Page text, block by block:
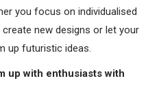
you focus on individualised
new designs or let your
up futuristic ideas.
up with enthusiasts with